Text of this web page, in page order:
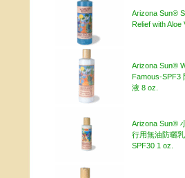
Arizona Sun®
Relief with Aloe
Arizona Sun®
Famous-SPF3
液 8 oz.
Arizona Sun®
行用無油防曬
SPF30 1 oz.